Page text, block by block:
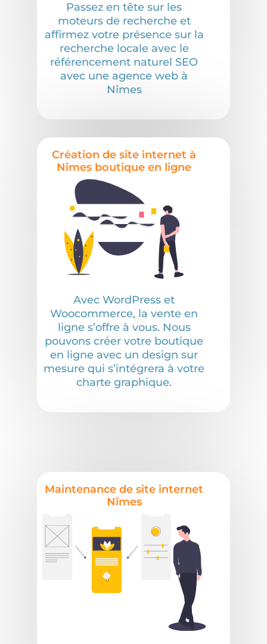
Passez en tête sur les
moteurs de recherche et
affirmez votre présence sur la
recherche locale avec le
référencement naturel SEO
avec une agence web à
Nîmes
Création de site internet à
Nîmes boutique en ligne
Avec WordPress et
Woocommerce, la vente en
ligne s’offre à vous. Nous
pouvons créer votre boutique
en ligne avec un design sur
mesure qui s’intégrera à votre
charte graphique.
Maintenance de site internet
Nîmes